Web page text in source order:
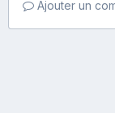
Ajouter un